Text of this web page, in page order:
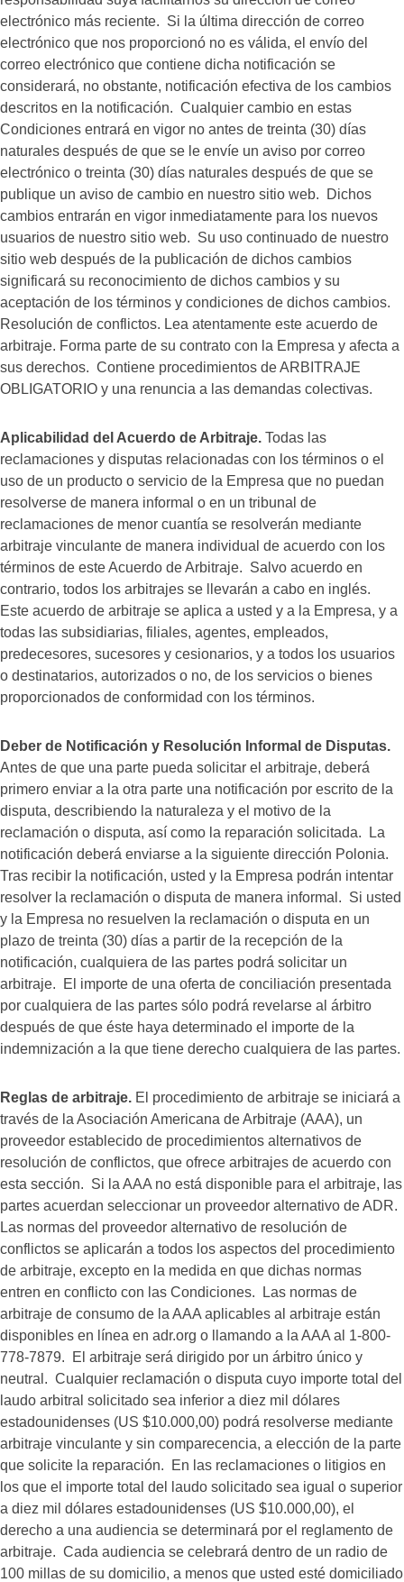
electrónico más reciente. Si la última dirección de correo
electrónico que nos proporcionó no es válida, el envío del
correo electrónico que contiene dicha notificación se
considerará, no obstante, notificación efectiva de los cambios
descritos en la notificación. Cualquier cambio en estas
Condiciones entrará en vigor no antes de treinta (30) días
naturales después de que se le envíe un aviso por correo
electrónico o treinta (30) días naturales después de que se
publique un aviso de cambio en nuestro sitio web. Dichos
cambios entrarán en vigor inmediatamente para los nuevos
usuarios de nuestro sitio web. Su uso continuado de nuestro
sitio web después de la publicación de dichos cambios
significará su reconocimiento de dichos cambios y su
aceptación de los términos y condiciones de dichos cambios.
Resolución de conflictos. Lea atentamente este acuerdo de
arbitraje. Forma parte de su contrato con la Empresa y afecta a
sus derechos. Contiene procedimientos de ARBITRAJE
OBLIGATORIO y una renuncia a las demandas colectivas.
Aplicabilidad del Acuerdo de Arbitraje. Todas las
reclamaciones y disputas relacionadas con los términos o el
uso de un producto o servicio de la Empresa que no puedan
resolverse de manera informal o en un tribunal de
reclamaciones de menor cuantía se resolverán mediante
arbitraje vinculante de manera individual de acuerdo con los
términos de este Acuerdo de Arbitraje. Salvo acuerdo en
contrario, todos los arbitrajes se llevarán a cabo en inglés.
Este acuerdo de arbitraje se aplica a usted y a la Empresa, y a
todas las subsidiarias, filiales, agentes, empleados,
predecesores, sucesores y cesionarios, y a todos los usuarios
o destinatarios, autorizados o no, de los servicios o bienes
proporcionados de conformidad con los términos.
Deber de Notificación y Resolución Informal de Disputas.
Antes de que una parte pueda solicitar el arbitraje, deberá
primero enviar a la otra parte una notificación por escrito de la
disputa, describiendo la naturaleza y el motivo de la
reclamación o disputa, así como la reparación solicitada. La
notificación deberá enviarse a la siguiente dirección Polonia.
Tras recibir la notificación, usted y la Empresa podrán intentar
resolver la reclamación o disputa de manera informal. Si usted
y la Empresa no resuelven la reclamación o disputa en un
plazo de treinta (30) días a partir de la recepción de la
notificación, cualquiera de las partes podrá solicitar un
arbitraje. El importe de una oferta de conciliación presentada
por cualquiera de las partes sólo podrá revelarse al árbitro
después de que éste haya determinado el importe de la
indemnización a la que tiene derecho cualquiera de las partes.
Reglas de arbitraje. El procedimiento de arbitraje se iniciará a
través de la Asociación Americana de Arbitraje (AAA), un
proveedor establecido de procedimientos alternativos de
resolución de conflictos, que ofrece arbitrajes de acuerdo con
esta sección. Si la AAA no está disponible para el arbitraje, las
partes acuerdan seleccionar un proveedor alternativo de ADR.
Las normas del proveedor alternativo de resolución de
conflictos se aplicarán a todos los aspectos del procedimiento
de arbitraje, excepto en la medida en que dichas normas
entren en conflicto con las Condiciones. Las normas de
arbitraje de consumo de la AAA aplicables al arbitraje están
disponibles en línea en adr.org o llamando a la AAA al 1-800-
778-7879. El arbitraje será dirigido por un árbitro único y
neutral. Cualquier reclamación o disputa cuyo importe total del
laudo arbitral solicitado sea inferior a diez mil dólares
estadounidenses (US $10.000,00) podrá resolverse mediante
arbitraje vinculante y sin comparecencia, a elección de la parte
que solicite la reparación. En las reclamaciones o litigios en
los que el importe total del laudo solicitado sea igual o superior
a diez mil dólares estadounidenses (US $10.000,00), el
derecho a una audiencia se determinará por el reglamento de
arbitraje. Cada audiencia se celebrará dentro de un radio de
100 millas de su domicilio, a menos que usted esté domiciliado